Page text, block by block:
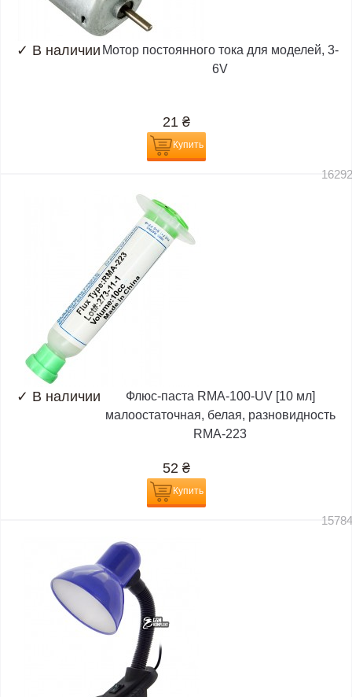
✓ В наличии Мотор постоянного тока для моделей, 3-
6V
21 ₴
Купить
✓ В наличии
Флюс-паста RMA-100-UV [10 мл]
малоостаточная, белая, разновидность
RMA-223
52 ₴
Купить